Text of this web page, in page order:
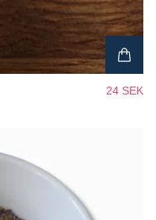
24 SEK